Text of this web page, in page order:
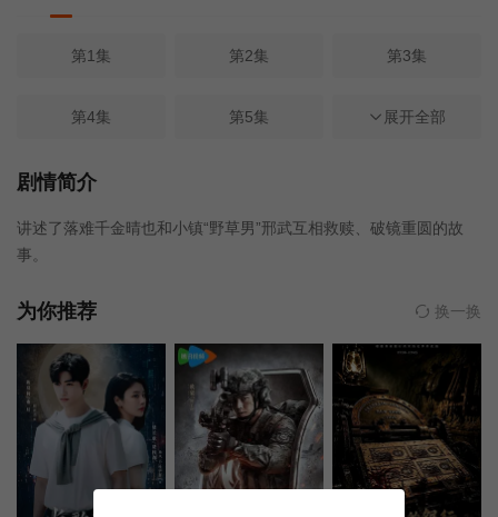
第1集 第2集 第3集
第4集 第5集 第6集
第7集
第10集 第11集 第12集
第13集
第16集 第17集
第19集 第20集 第21集
第22集 第23集 第24集
展开全部
剧情简介
讲述了落难千金晴也和小镇“野草男”邢武互相救赎、破镜重圆的故
事。
为你推荐 换一换